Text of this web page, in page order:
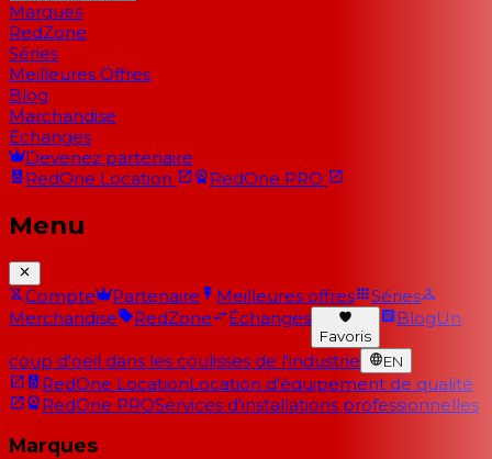
Marques
RedZone
Séries
Meilleures Offres
Blog
Marchandise
Échanges
Devenez partenaire
RedOne Location RedOne PRO
Menu
Compte Partenaire Meilleures offres
Séries
Merchandise
RedZone Échanges
Favoris
BlogUn
coup d'oeil dans les coulisses de l'industrie EN
RedOne LocationLocation d'équipement de qualité
RedOne PROServices d'installations professionnelles
Marques